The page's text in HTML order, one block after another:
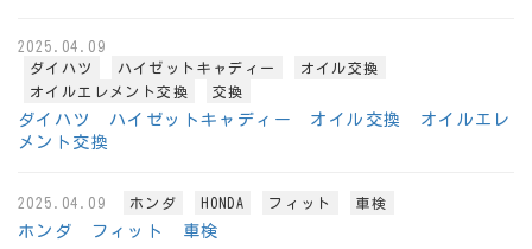
2025.04.09
ダイハツ
ハイゼットキャディー
オイル交換
オイルエレメント交換
交換
ダイハツ ハイゼットキャディー オイル交換 オイルエレ
メント交換
2025.04.09 ホンダ HONDA フィット 車検
ホンダ フィット 車検